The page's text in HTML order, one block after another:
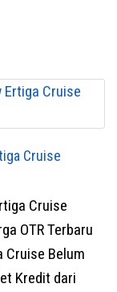
Cruise
Cruise
OTR Terbaru
Cruise Belum
Kredit dari